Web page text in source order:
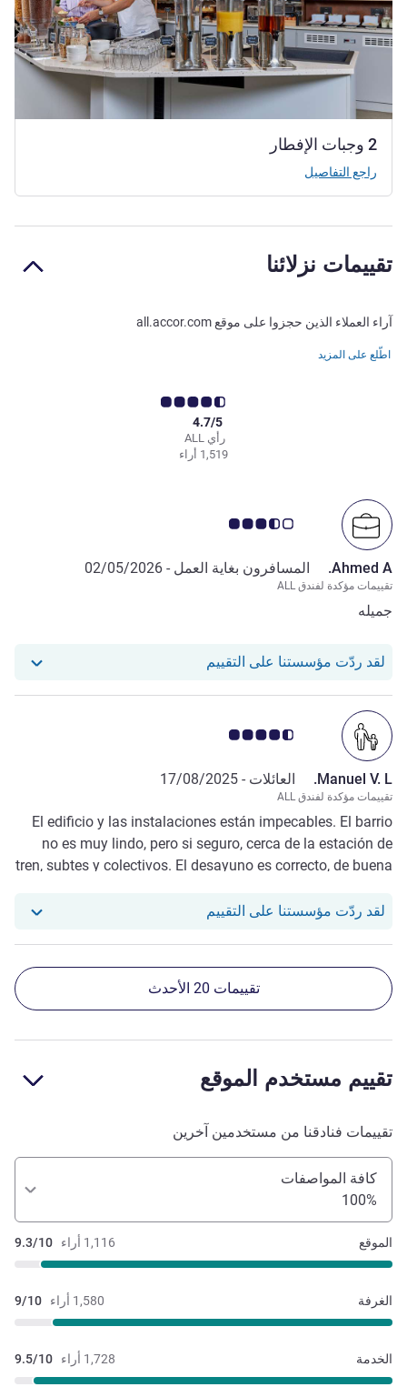
2 وجبات الإفطار
راجع التفاصيل
تقييمات نزلائنا
آراء العملاء الذين حجزوا على موقع all.accor.com
اطّلع على المزيد
رأي ALL
4.7/5
1,519 أراء
ملاحظة أراء العملاء 3.5/5
Ahmed A. المسافرون بغاية العمل - 02/05/2026
تقييمات مؤكدة لفندق ALL
جميله
لقد ردّت مؤسستنا على التقييم استجاب فندقنا للمراجعة من Ahmed A.
ملاحظة أراء العملاء 4.5/5
Manuel V. L. العائلات - 17/08/2025
تقييمات مؤكدة لفندق ALL
El edificio y las instalaciones están impecables. El barrio
no es muy lindo, pero si seguro, cerca de la estación de
tren, subtes y colectivos. El desayuno es correcto, de buena
Las habitaciones son cómodas, con cocina para cocinar, el
لقد ردّت مؤسستنا على التقييم استجاب فندقنا للمراجعة من Manuel V. L.
تقييمات 20 الأحدث
تقييم مستخدم الموقع
تقييمات فنادقنا من مستخدمين آخرين
كافة المواصفات
100%
1,116 أراء 9.3/10 الموقع
1,580 أراء 9/10 الغرفة
1,728 أراء 9.5/10 الخدمة